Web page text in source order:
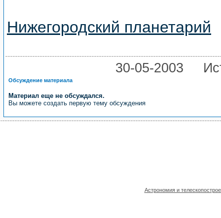
Нижегородский планетарий
30-05-2003
Обсуждение материала
Материал еще не обсуждался.
Вы можете создать первую тему обсуждения
Астрономия и